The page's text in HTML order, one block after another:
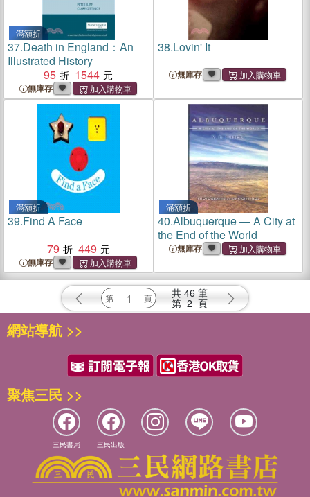
滿額折
37.Death in England：An
Illustrated History
95
1544
無庫存
38.Lovin' It
無庫存
滿額折
39.Find A Face
79
449
無庫存
滿額折
40.Albuquerque ― A City at
the End of the World
無庫存
共 46 筆
第 2 頁
網站導航 >>
聚焦三民 >>
三民書局 三民出版